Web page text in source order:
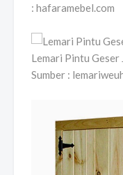
: hafaramebel.com
Lemari Pintu
Sumber :